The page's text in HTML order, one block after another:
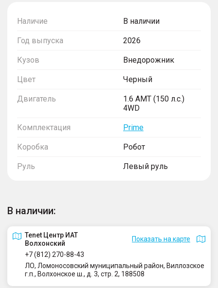
Наличие В наличии
Год выпуска 2026
Кузов Внедорожник
Цвет Черный
Двигатель
1.6 AMT (150 л.с.)
4WD
Комплектация Prime
Коробка Робот
Руль Левый руль
В наличии:
Tenet Центр ИАТ
Волхонский
Показать на карте
+7 (812) 270-88-43
ЛО, Ломоносовский муниципальный район, Виллозское
г.п., Волхонское ш., д. 3, стр. 2, 188508